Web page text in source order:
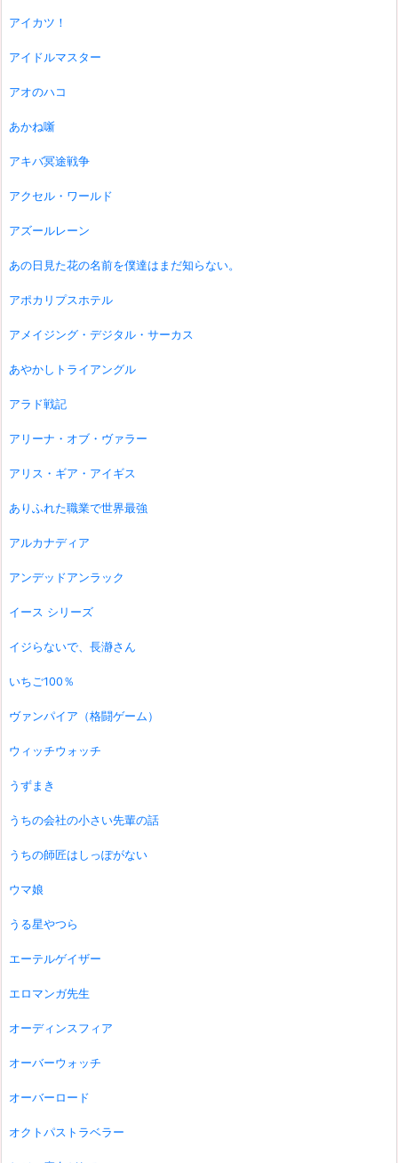
アイカツ！
アイドルマスター
アオのハコ
あかね噺
アキバ冥途戦争
アクセル・ワールド
アズールレーン
あの日見た花の名前を僕達はまだ知らない。
アポカリプスホテル
アメイジング・デジタル・サーカス
あやかしトライアングル
アラド戦記
アリーナ・オブ・ヴァラー
アリス・ギア・アイギス
ありふれた職業で世界最強
アルカナディア
アンデッドアンラック
イース シリーズ
イジらないで、長瀞さん
いちご100％
ヴァンパイア（格闘ゲーム）
ウィッチウォッチ
うずまき
うちの会社の小さい先輩の話
うちの師匠はしっぽがない
ウマ娘
うる星やつら
エーテルゲイザー
エロマンガ先生
オーディンスフィア
オーバーウォッチ
オーバーロード
オクトパストラベラー